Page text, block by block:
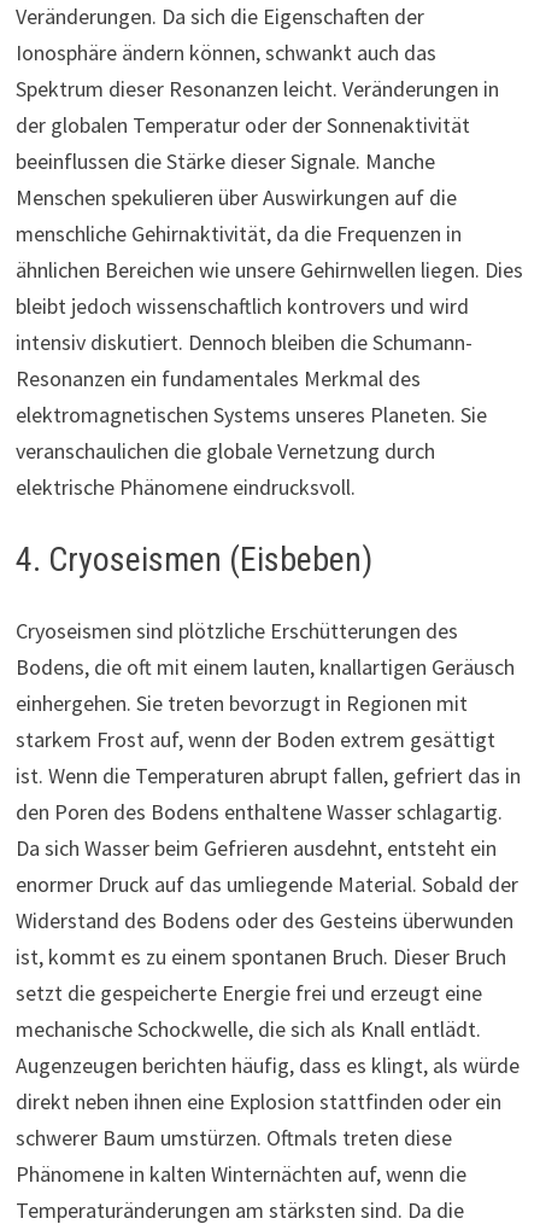
Veränderungen. Da sich die Eigenschaften der
Ionosphäre ändern können, schwankt auch das
Spektrum dieser Resonanzen leicht. Veränderungen in
der globalen Temperatur oder der Sonnenaktivität
beeinflussen die Stärke dieser Signale. Manche
Menschen spekulieren über Auswirkungen auf die
menschliche Gehirnaktivität, da die Frequenzen in
ähnlichen Bereichen wie unsere Gehirnwellen liegen. Dies
bleibt jedoch wissenschaftlich kontrovers und wird
intensiv diskutiert. Dennoch bleiben die Schumann-
Resonanzen ein fundamentales Merkmal des
elektromagnetischen Systems unseres Planeten. Sie
veranschaulichen die globale Vernetzung durch
elektrische Phänomene eindrucksvoll.
4. Cryoseismen (Eisbeben)
Cryoseismen sind plötzliche Erschütterungen des
Bodens, die oft mit einem lauten, knallartigen Geräusch
einhergehen. Sie treten bevorzugt in Regionen mit
starkem Frost auf, wenn der Boden extrem gesättigt
ist. Wenn die Temperaturen abrupt fallen, gefriert das in
den Poren des Bodens enthaltene Wasser schlagartig.
Da sich Wasser beim Gefrieren ausdehnt, entsteht ein
enormer Druck auf das umliegende Material. Sobald der
Widerstand des Bodens oder des Gesteins überwunden
ist, kommt es zu einem spontanen Bruch. Dieser Bruch
setzt die gespeicherte Energie frei und erzeugt eine
mechanische Schockwelle, die sich als Knall entlädt.
Augenzeugen berichten häufig, dass es klingt, als würde
direkt neben ihnen eine Explosion stattfinden oder ein
schwerer Baum umstürzen. Oftmals treten diese
Phänomene in kalten Winternächten auf, wenn die
Temperaturänderungen am stärksten sind. Da die